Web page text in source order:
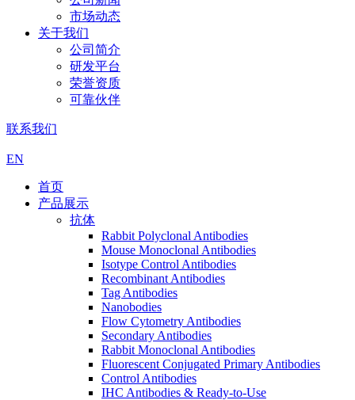
市场动态
关于我们
公司简介
研发平台
荣誉资质
可靠伙伴
联系我们
EN
首页
产品展示
抗体
Rabbit Polyclonal Antibodies
Mouse Monoclonal Antibodies
Isotype Control Antibodies
Recombinant Antibodies
Tag Antibodies
Nanobodies
Flow Cytometry Antibodies
Secondary Antibodies
Rabbit Monoclonal Antibodies
Fluorescent Conjugated Primary Antibodies
Control Antibodies
IHC Antibodies & Ready-to-Use